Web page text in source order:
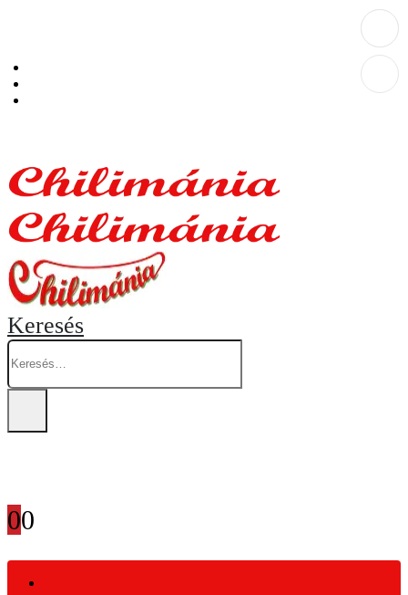
Személyes átvételi pont: Budapest, Hegedűs Gyula utca 32. – Chilimánia üzlet.
Keresés
00